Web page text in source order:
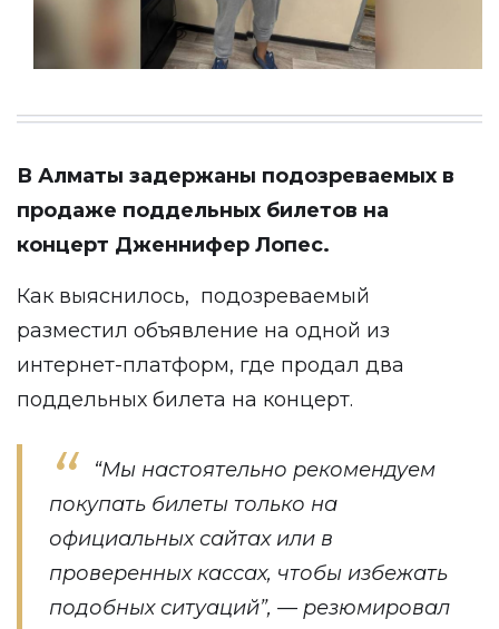
В Алматы задержаны подозреваемых в
продаже поддельных билетов на
концерт Дженнифер Лопес.
Как выяснилось, подозреваемый
разместил объявление на одной из
интернет-платформ, где продал два
поддельных билета на концерт.
“Мы настоятельно рекомендуем
покупать билеты только на
официальных сайтах или в
проверенных кассах, чтобы избежать
подобных ситуаций”, — резюмировал